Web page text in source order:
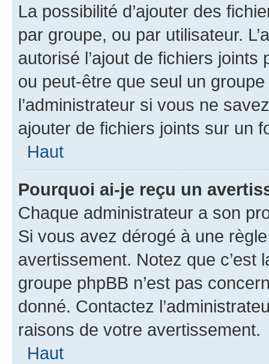
La possibilité d’ajouter des
par groupe, ou par utilisateur.
autorisé l’ajout de fichiers
ou peut-être que seul un
l’administrateur si vous ne
ajouter de fichiers joints sur un
Haut
Pourquoi ai-je reçu un
Chaque administrateur a son
Si vous avez dérogé à une
avertissement. Notez que c’est
groupe phpBB n’est pas
donné. Contactez
raisons de votre avertissement.
Haut